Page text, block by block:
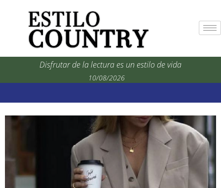
Disfrutar de la lectura es un estilo de vida
10/08/2026